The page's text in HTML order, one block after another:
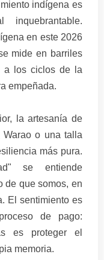
indígena es
en este 2026
mide en barriles
a los ciclos de la
empeñada.
la artesanía de
o una talla
más pura.
se entiende
de que somos, en
El sentimiento es
de pago:
es proteger el
memoria.